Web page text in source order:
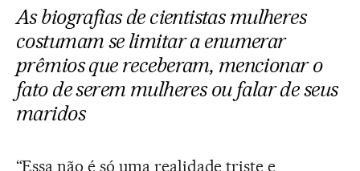
As biografias de cientistas mulheres
costumam se limitar a enumerar
prêmios que receberam, mencionar o
fato de serem mulheres ou falar de seus
maridos
“Essa não é só uma realidade triste e